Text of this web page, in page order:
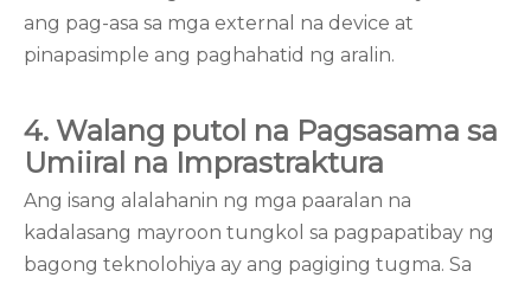
ang pag-asa sa mga external na device at
pinapasimple ang paghahatid ng aralin.
4. Walang putol na Pagsasama sa
Umiiral na Imprastraktura
Ang isang alalahanin ng mga paaralan na
kadalasang mayroon tungkol sa pagpapatibay ng
bagong teknolohiya ay ang pagiging tugma. Sa